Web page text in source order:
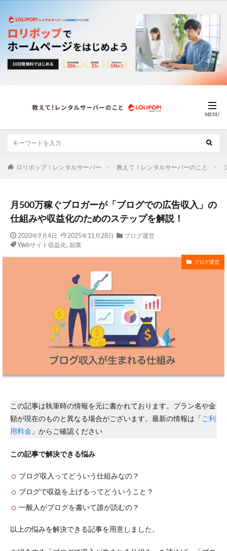
ロリポップ！レンタルサーバー 教えて！レンタルサーバーのこと
月500万稼ぐブロガーが「ブログでの広告収入」の
仕組みや収益化のためのステップを解説！
2020年9月4日 2025年11月28日
ブログ運営
Webサイト収益化, 副業
ブログ運営
この記事は執筆時の情報を元に書かれております。プラン名や金
額が現在のものと異なる場合がございます。最新の情報は「 ご利
用料金 」からご確認ください
この記事で解決できる悩み
ブログ収入ってどういう仕組みなの？
ブログで収益を上げるってどういうこと？
一般人がブログを書いて誰が読むの？
以上の悩みを解決できる記事を用意しました。